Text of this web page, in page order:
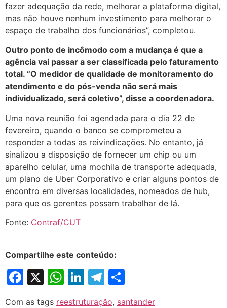
fazer adequação da rede, melhorar a plataforma digital,
mas não houve nenhum investimento para melhorar o
espaço de trabalho dos funcionários”, completou.
Outro ponto de incômodo com a mudança é que a
agência vai passar a ser classificada pelo faturamento
total. “O medidor de qualidade de monitoramento do
atendimento e do pós-venda não será mais
individualizado, será coletivo”, disse a coordenadora.
Uma nova reunião foi agendada para o dia 22 de
fevereiro, quando o banco se comprometeu a
responder a todas as reivindicações. No entanto, já
sinalizou a disposição de fornecer um chip ou um
aparelho celular, uma mochila de transporte adequada,
um plano de Uber Corporativo e criar alguns pontos de
encontro em diversas localidades, nomeados de hub,
para que os gerentes possam trabalhar de lá.
Fonte: Contraf/CUT
Compartilhe este conteúdo:
Facebook
X WhatsApp
LinkedIn
Telegram
Com as tags reestruturação, santander